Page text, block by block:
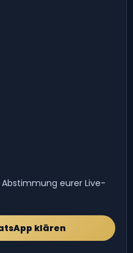
eurer Live-
klären